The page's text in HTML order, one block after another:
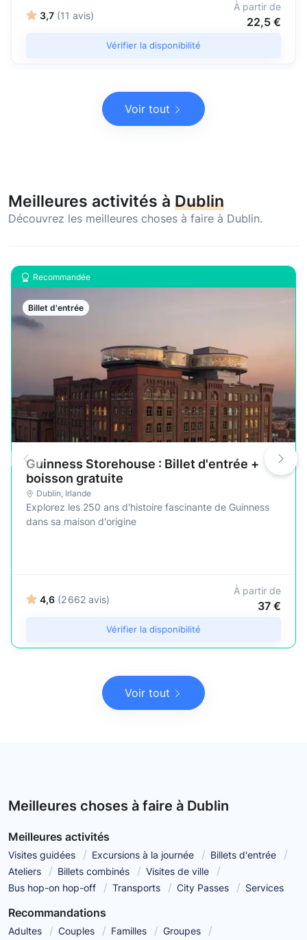
3,7 (11 avis)
À partir de
22,5 €
Vérifier la disponibilité
Voir tout
Meilleures activités à Dublin
Découvrez les meilleures choses à faire à Dublin.
Recommandée
Billet d'entrée
Guinness Storehouse : Billet d'entrée +
boisson gratuite
Dublin, Irlande
Explorez les 250 ans d'histoire fascinante de Guinness
dans sa maison d'origine
4,6 (2 662 avis)
À partir de
37 €
Vérifier la disponibilité
Voir tout
Meilleures choses à faire à Dublin
Meilleures activités
Visites guidées Excursions à la journée
Billets d'entrée
Ateliers
Billets combinés
Visites de ville
Bus hop-on hop-off
Transports City Passes Services
Recommandations
Adultes Couples Familles
Groupes